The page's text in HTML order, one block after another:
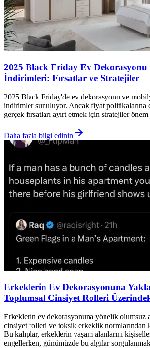
2025 Black Friday Ev Dekorasyonu
İndirimleri: Fırsatlar ve Stratejiler
2025 Black Friday'de ev dekorasyonu ve
indirimler sunuluyor. Ancak fiyat politikalarına
gerçek fırsatları ayırt etmek için stratejiler önem
Daha fazla bilgi edinin
Erkeklerin Ev Dekorasyonuna
Toplumsal Cinsiyet Rolleri
Erkeklerin ev dekorasyonuna yönelik olumsuz
cinsiyet rolleri ve toksik erkeklik normlarından
Bu kalıplar, erkeklerin yaşam alanlarını
engellerken, günümüzde bu algılar